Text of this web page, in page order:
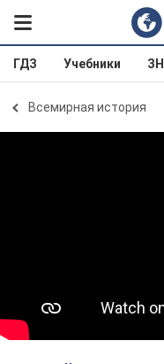
ГДЗ Учебники
Всемирная история